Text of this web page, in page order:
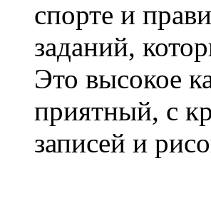
спорте и
заданий,
Это высокое
приятный, с
записей и